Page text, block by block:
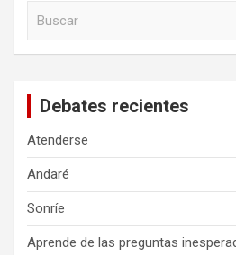
Debates recientes
Atenderse
Andaré
Sonríe
Aprende de las preguntas